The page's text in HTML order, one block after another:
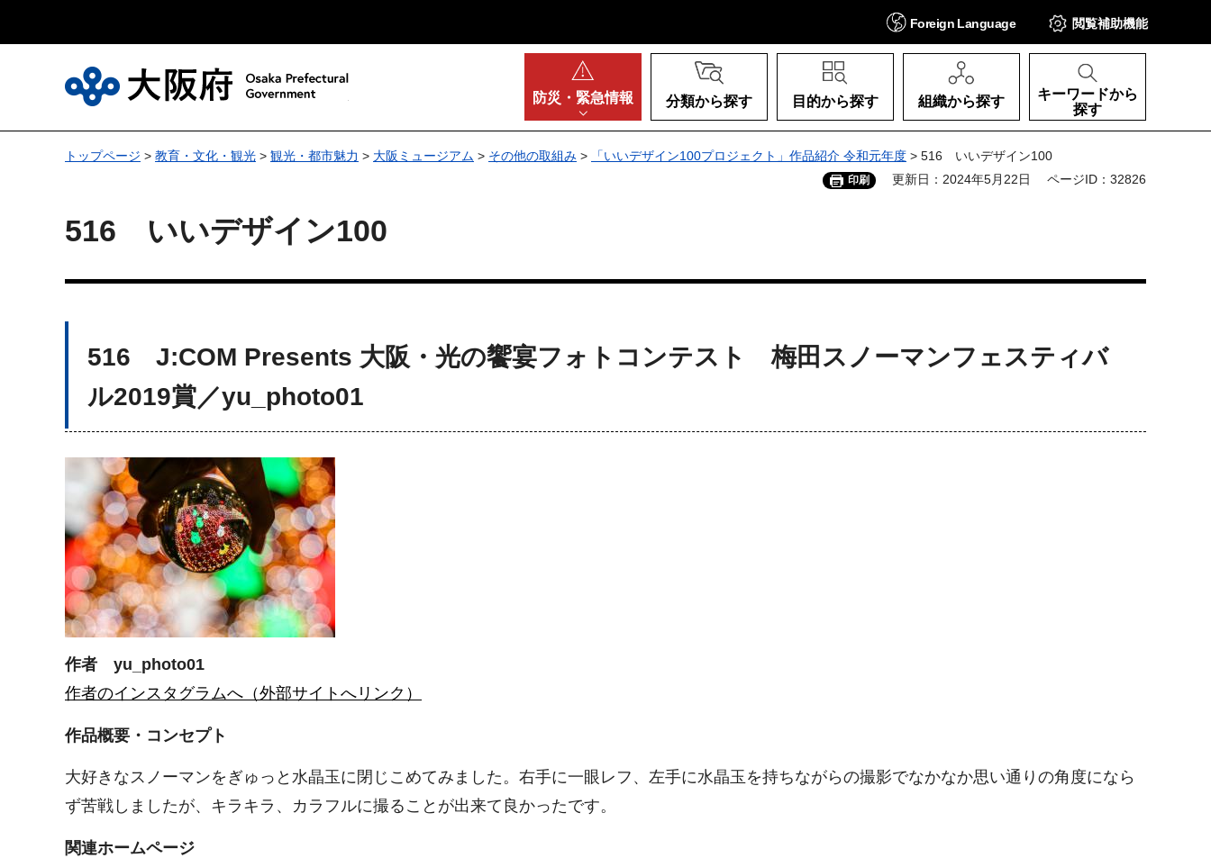
Foreign Language 閲覧補助機能
防災・ 緊急情報 分類から探す 目的から探す 組織から探す
キーワードから
探す
トップページ > 教育・文化・観光 > 観光・都市魅力 > 大阪ミュージアム > その他の取組み > 「いいデザイン100プロジェクト」作品紹介 令和元年度 > 516 いいデザイン100
印刷 更新日：2024年5月22日 ページID：32826
516 いいデザイン100
516 J:COM Presents 大阪・光の饗宴フォトコンテスト 梅田スノーマンフェスティバ
ル2019賞／yu_photo01
作者 yu_photo01
作者のインスタグラムへ（外部サイトへリンク）
作品概要・コンセプト
大好きなスノーマンをぎゅっと水晶玉に閉じこめてみました。右手に一眼レフ、左手に水晶玉を持ちながらの撮影でなかなか思い通りの角度になら
ず苦戦しましたが、キラキラ、カラフルに撮ることが出来て良かったです。
関連ホームページ